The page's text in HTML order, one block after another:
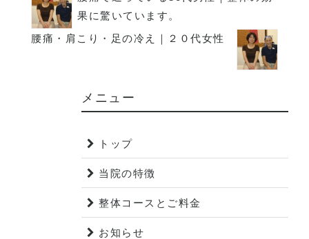
果に驚いています。
腰痛・肩こり・足の冷え｜２０代女性
メニュー
トップ
当院の特徴
整体コースとご料金
お知らせ